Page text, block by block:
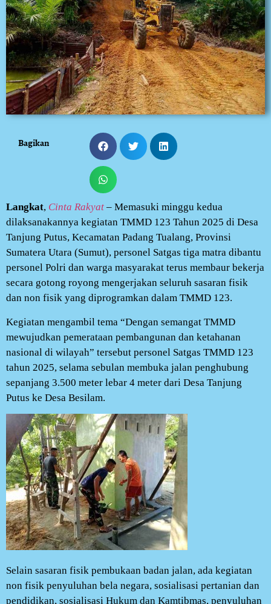
Bagikan
Langkat, Cinta Rakyat – Memasuki minggu kedua
dilaksanakannya kegiatan TMMD 123 Tahun 2025 di Desa
Tanjung Putus, Kecamatan Padang Tualang, Provinsi
Sumatera Utara (Sumut), personel Satgas tiga matra dibantu
personel Polri dan warga masyarakat terus membaur bekerja
secara gotong royong mengerjakan seluruh sasaran fisik
dan non fisik yang diprogramkan dalam TMMD 123.
Kegiatan mengambil tema “Dengan semangat TMMD
mewujudkan pemerataan pembangunan dan ketahanan
nasional di wilayah” tersebut personel Satgas TMMD 123
tahun 2025, selama sebulan membuka jalan penghubung
sepanjang 3.500 meter lebar 4 meter dari Desa Tanjung
Putus ke Desa Besilam.
Selain sasaran fisik pembukaan badan jalan, ada kegiatan
non fisik penyuluhan bela negara, sosialisasi pertanian dan
pendidikan, sosialisasi Hukum dan Kamtibmas, penyuluhan